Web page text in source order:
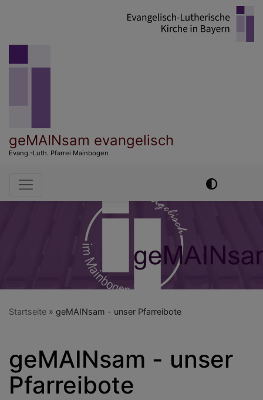
geMAINsam evangelisch
Evang.-Luth. Pfarrei Mainbogen
Hauptnavigation
Startseite geMAINsam - unser Pfarreibote
geMAINsam - unser
Pfarreibote